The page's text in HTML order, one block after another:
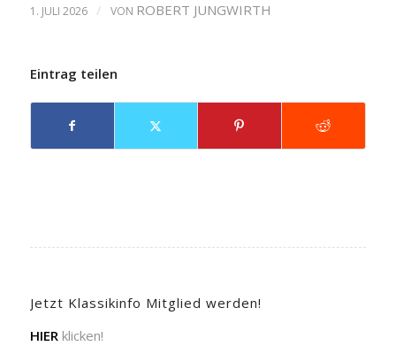
1. JULI 2026 / VON ROBERT JUNGWIRTH
Eintrag teilen
Jetzt Klassikinfo Mitglied werden!
HIER klicken!